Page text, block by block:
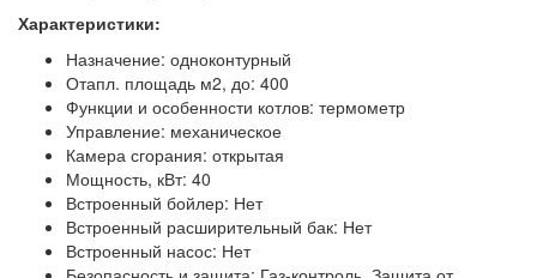
Характеристики:
Назначение: одноконтурный
Отапл. площадь м2, до: 400
Функции и особенности котлов: термометр
Управление: механическое
Камера сгорания: открытая
Мощность, кВт: 40
Встроенный бойлер: Нет
Встроенный расширительный бак: Нет
Встроенный насос: Нет